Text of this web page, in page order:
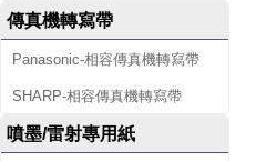
傳真機轉寫帶
Panasonic-相容傳真機轉寫帶
SHARP-相容傳真機轉寫帶
噴墨/雷射專用紙